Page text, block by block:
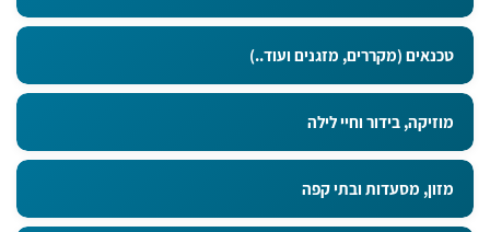
טכנאים (מקררים, מזגנים ועוד..)
מוזיקה, בידור וחיי לילה
מזון, מסעדות ובתי קפה